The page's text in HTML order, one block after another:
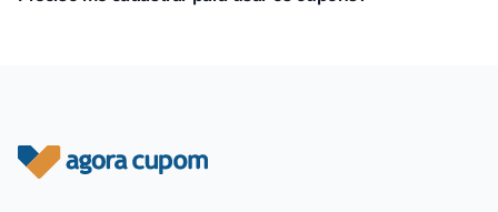
Rodapé do site